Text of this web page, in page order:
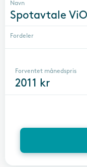
Navn
Spotavtale
Fordeler
Forventet månedspris
2011 kr